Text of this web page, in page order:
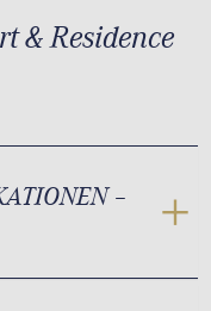
& Residence
–